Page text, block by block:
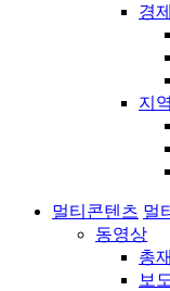
경
지
멀티콘텐츠 멀
동영상
총
보